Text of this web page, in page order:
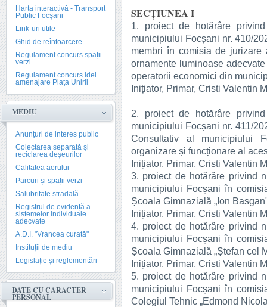
Harta interactivă - Transport
Public Focșani
Link-uri utile
Ghid de reîntoarcere
Regulament concurs spații
verzi
Regulament concurs idei
amenajare Piața Unirii
MEDIU
Anunțuri de interes public
Colectarea separată și
reciclarea deșeurilor
Calitatea aerului
Parcuri și spații verzi
Salubritate stradală
Registrul de evidență a
sistemelor individuale
adecvate
A.D.I. "Vrancea curată"
Instituții de mediu
Legislație și reglementări
DATE CU CARACTER
PERSONAL
SECȚIUNEA I
1. proiect de hotărâre
municipiului Focșani nr. 410/
membri în comisia de
ornamente luminoase
operatorii economici din
Inițiator, Primar, Cristi Valentin
2. proiect de hotărâre
municipiului Focșani nr. 411/
Consultativ al municipiului
organizare și funcționare al
Inițiator, Primar, Cristi Valentin
3. proiect de hotărâre privind
municipiului Focșani în
Școala Gimnazială „Ion
Inițiator, Primar, Cristi Valentin
4. proiect de hotărâre privind
municipiului Focșani în
Școala Gimnazială „Ștefan cel
Inițiator, Primar, Cristi Valentin
5. proiect de hotărâre privind
municipiului Focșani în
Colegiul Tehnic „Edmond